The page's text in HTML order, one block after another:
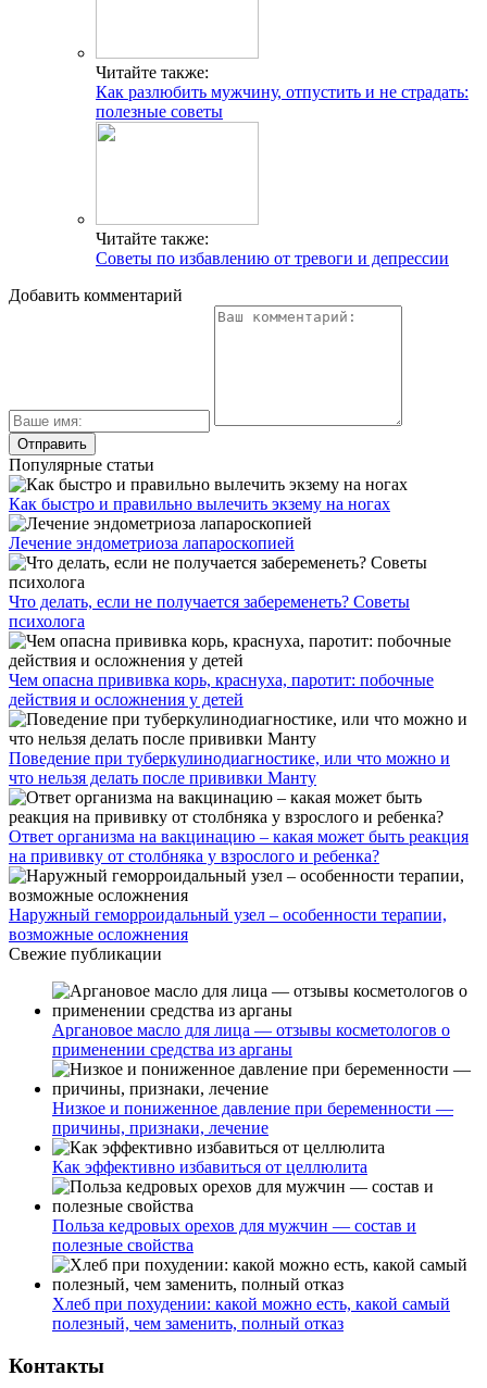
Читайте также:
Как разлюбить мужчину, отпустить и не страдать:
полезные советы
Читайте также:
Советы по избавлению от тревоги и депрессии
Добавить комментарий
Популярные статьи
Как быстро и правильно вылечить экзему на ногах
Лечение эндометриоза лапароскопией
Что делать, если не получается забеременеть? Советы
психолога
Чем опасна прививка корь, краснуха, паротит: побочные
действия и осложнения у детей
Поведение при туберкулинодиагностике, или что можно и
что нельзя делать после прививки Манту
Ответ организма на вакцинацию – какая может быть реакция
на прививку от столбняка у взрослого и ребенка?
Наружный геморроидальный узел – особенности терапии,
возможные осложнения
Свежие публикации
Аргановое масло для лица — отзывы косметологов о
применении средства из арганы
Низкое и пониженное давление при беременности —
причины, признаки, лечение
Как эффективно избавиться от целлюлита
Польза кедровых орехов для мужчин — состав и
полезные свойства
Хлеб при похудении: какой можно есть, какой самый
полезный, чем заменить, полный отказ
Контакты